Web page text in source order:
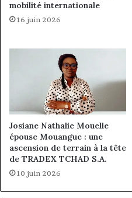
mobilité internationale
16 juin 2026
Josiane Nathalie Mouelle
épouse Mouangue : une
ascension de terrain à la tête
de TRADEX TCHAD S.A.
10 juin 2026